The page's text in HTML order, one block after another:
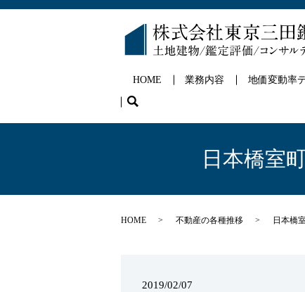
HOME 業務内容 地価変動率
search
日本橋室
HOME 不動産の各種推移 日本橋
2019/02/07